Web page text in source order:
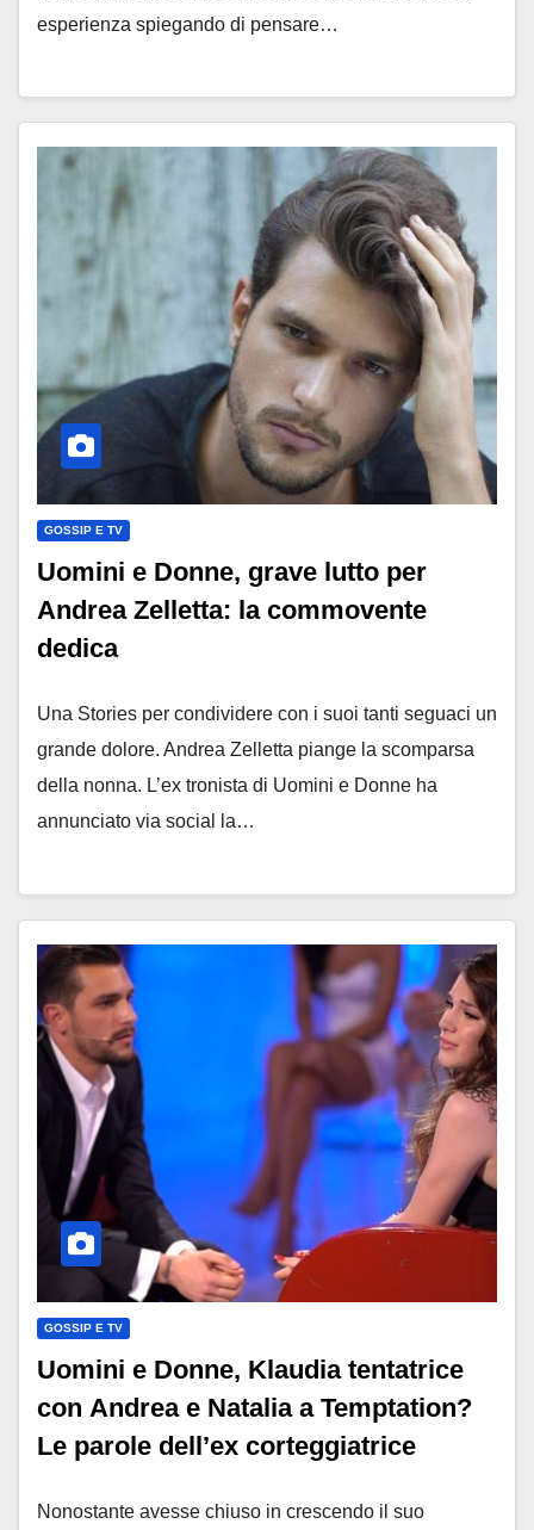
esperienza spiegando di pensare…
GOSSIP E TV
Uomini e Donne, grave lutto per
Andrea Zelletta: la commovente
dedica
Una Stories per condividere con i suoi tanti seguaci un
grande dolore. Andrea Zelletta piange la scomparsa
della nonna. L’ex tronista di Uomini e Donne ha
annunciato via social la…
GOSSIP E TV
Uomini e Donne, Klaudia tentatrice
con Andrea e Natalia a Temptation?
Le parole dell’ex corteggiatrice
Nonostante avesse chiuso in crescendo il suo